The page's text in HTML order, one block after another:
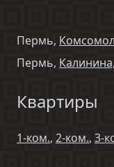
Пермь,
Пермь,
Квартиры
1-ком., 2-ком., 3-